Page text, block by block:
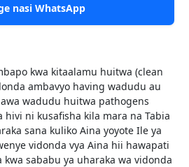
nasi WhatsApp
kwa kitaalamu huitwa (clean
ambavyo having wadudu au
wadudu huitwa pathogens
ni kusafisha kila mara na Tabia
sana kuliko Aina yoyote Ile ya
vidonda vya Aina hii hawapati
sababu ya uharaka wa vidonda